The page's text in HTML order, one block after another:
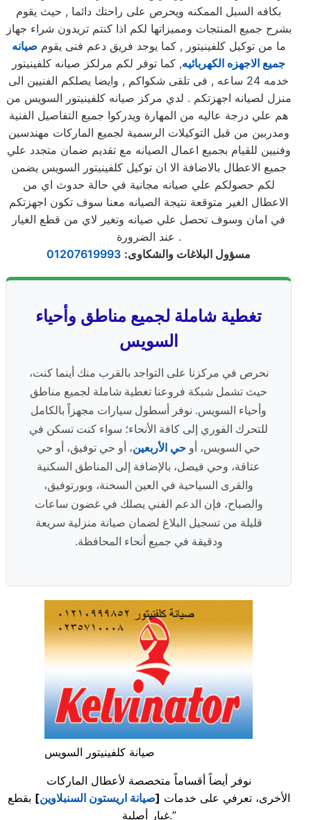
بكافه السبل الممكنه ويحرص على راحتك دائما , حيث يقوم
بشرح جميع المنتجات ومميزاتها لكم اذا كنتم تريدون شراء جهاز
ما من توكيل كلفينيتور , كما يوجد فريق دعم فنى يقوم صيانه
جميع الاجهزه الكهربائيه, كما توفر لكم مرلكز صيانه كلفينيتور
خدمه 24 ساعه , فى تلقى شكواكم , وايضا يصلكم الفنيين الى
منزل لصيانه اجهزتكم . لدي مركز صيانه كلفينيتور السويس من
هم علي درجة عاليه من المهارة ويدركوا جميع التفاصيل الفنية
ومدربين من قبل التوكيلات الرسمية لجميع الماركات مهندسين
وفنيين للقيام بجميع اعمال الصيانه مع تقديم ضمان متجدد علي
جميع الاعطال بالاضافة الا ان توكيل كلفينيتور السويس يضمن
لكم حصولكم علي صيانه مجانية في حالة حدوث اي من
الاعطال الغير متوقعة نتيجة الصيانه معنا سوف تكون اجهزتكم
في امان وسوف تحصل علي صيانه وتغير لاي من قطع الغيار
عند الضرورة .
مسؤول البلاغات والشكاوى:
01207619993
تغطية شاملة لجميع مناطق وأحياء
السويس
نحرص في مركزنا على التواجد بالقرب منك أينما كنت،
حيث تشمل شبكة فروعنا تغطية شاملة لجميع مناطق
وأحياء السويس. نوفر أسطول سيارات مجهزاً بالكامل
للتحرك الفوري إلى كافة الأنحاء؛ سواء كنت تسكن في
حي السويس، أو حي الأربعين، أو حي توفيق، أو حي
عتاقة، وحي فيصل، بالإضافة إلى المناطق السكنية
والقرى السياحية في العين السخنة، وبورتوفيق،
والصباح، فإن الدعم الفني يصلك في غضون ساعات
قليلة من تسجيل البلاغ لضمان صيانة منزلية سريعة
ودقيقة في جميع أنحاء المحافظة.
صيانة كلفينيتور السويس
نوفر أيضاً أقساماً متخصصة لأعطال الماركات
الأخرى، تعرفي على خدمات [صيانة اريستون السنبلاوين] بقطع
غيار أصلية.”